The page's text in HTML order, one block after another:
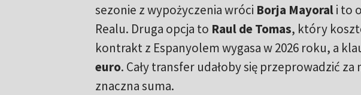
sezonie z wypożyczenia wróci Borja Mayorali to
Realu. Druga opcja to Raul de Tomas, który
kontrakt z Espanyolem wygasa w 2026 roku, a
euro. Cały transfer udałoby się przeprowadzić
znaczna suma.